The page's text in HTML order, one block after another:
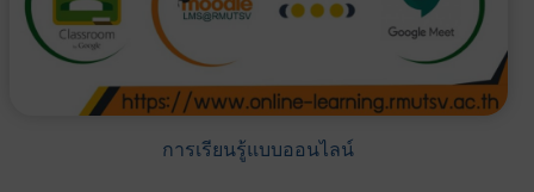
การเรียนรู้แบบออนไลน์